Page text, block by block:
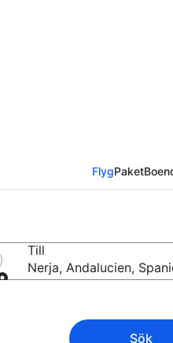
FlygPaket
Till
Nerja, Andalucien,
Sök